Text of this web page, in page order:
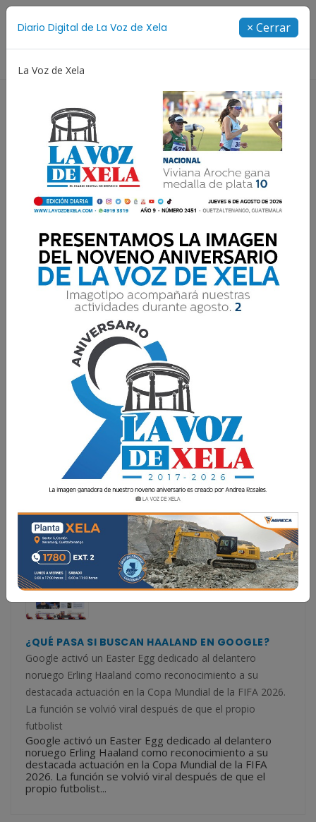
Diario Digital de La Voz de Xela × Cerrar
La Voz de Xela
Resultados para:Brasil
ETANOL: UN RETO REGULATORIO Y TÉCNICO
La implementación obligatoria de la mezcla Etanol
equivalente al 10% de etanol y 90% de gasolina
representa uno de los cambios más importantes en el
mercado de combustibles de Guatemala. El Ministerio de
Energía y Minas ha emit
La implementación obligatoria de la mezcla Etanol
equivalente al 10% de etanol y 90% de gasolina
representa uno de los cambios más importantes en el
mercado de combustibles de Guatemala. El Ministerio
de Energía y Minas ha emit...
¿QUÉ PASA SI BUSCAN HAALAND EN GOOGLE?
Google activó un Easter Egg dedicado al delantero
noruego Erling Haaland como reconocimiento a su
destacada actuación en la Copa Mundial de la FIFA 2026.
La función se volvió viral después de que el propio
futbolist
Google activó un Easter Egg dedicado al delantero
noruego Erling Haaland como reconocimiento a su
destacada actuación en la Copa Mundial de la FIFA
2026. La función se volvió viral después de que el
propio futbolist...